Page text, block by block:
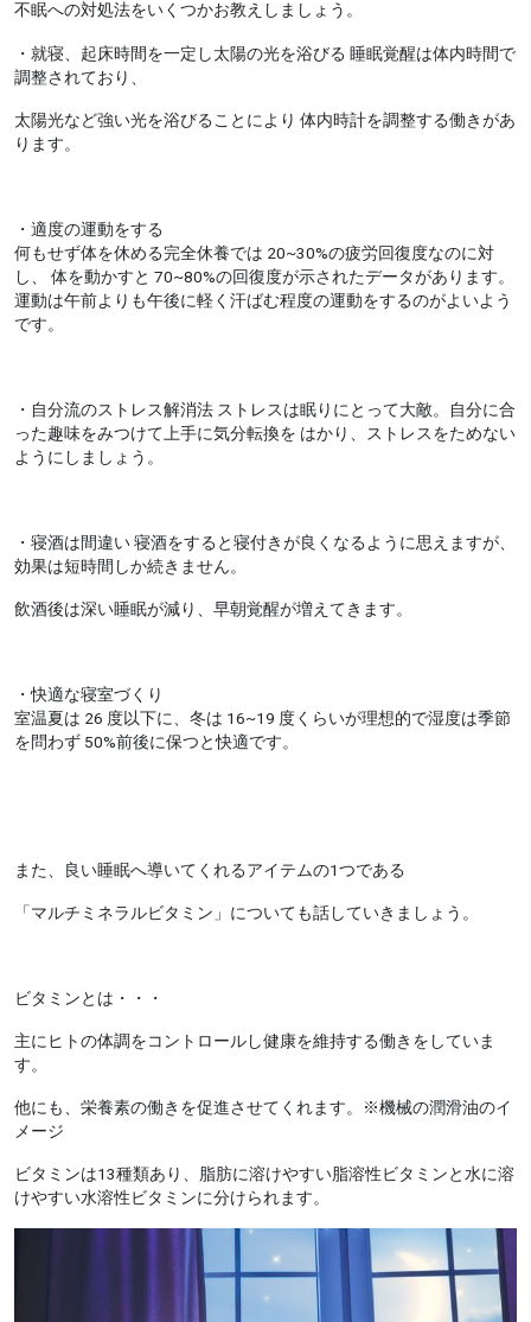
・就寝、起床時間を一定し太陽の光を浴びる 睡眠覚醒は体内時間で
調整されており、
太陽光など強い光を浴びることにより 体内時計を調整する働きがあ
ります。
・適度の運動をする
何もせず体を休める完全休養では 20~30%の疲労回復度なのに対
し、 体を動かすと 70~80%の回復度が示されたデータがあります。
運動は午前よりも午後に軽く汗ばむ程度の運動をするのがよいよう
です。
・自分流のストレス解消法 ストレスは眠りにとって大敵。自分に合
った趣味をみつけて上手に気分転換を はかり、ストレスをためない
ようにしましょう。
・寝酒は間違い 寝酒をすると寝付きが良くなるように思えますが、
効果は短時間しか続きません。
飲酒後は深い睡眠が減り、早朝覚醒が増えてきます。
・快適な寝室づくり
室温夏は 26 度以下に、冬は 16~19 度くらいが理想的で湿度は季節
を問わず 50%前後に保つと快適です。
また、良い睡眠へ導いてくれるアイテムの1つである
「マルチミネラルビタミン」についても話していきましょう。
ビタミンとは・・・
主にヒトの体調をコントロールし健康を維持する働きをしていま
す。
他にも、栄養素の働きを促進させてくれます。※機械の潤滑油のイ
メージ
ビタミンは13種類あり、脂肪に溶けやすい脂溶性ビタミンと水に溶
けやすい水溶性ビタミンに分けられます。